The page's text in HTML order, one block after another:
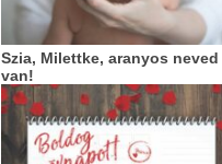
Szia, Milettke, aranyos neved
van!